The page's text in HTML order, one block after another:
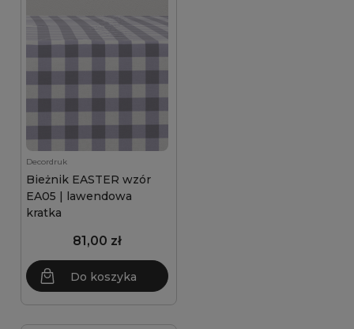
Decordruk
Bieżnik EASTER wzór
EA05 | lawendowa
kratka
81,00 zł
Do koszyka